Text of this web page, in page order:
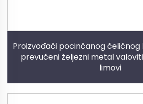
Proizvođači pocinčanog čeličnog
prevučeni željezni metal
limovi